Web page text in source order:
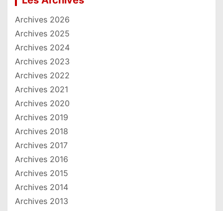
Archives 2026
Archives 2025
Archives 2024
Archives 2023
Archives 2022
Archives 2021
Archives 2020
Archives 2019
Archives 2018
Archives 2017
Archives 2016
Archives 2015
Archives 2014
Archives 2013